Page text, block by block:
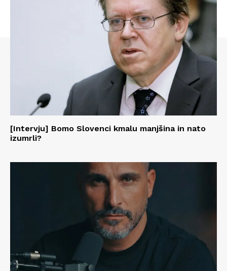
[Intervju] Bomo Slovenci kmalu manjšina in nato
izumrli?